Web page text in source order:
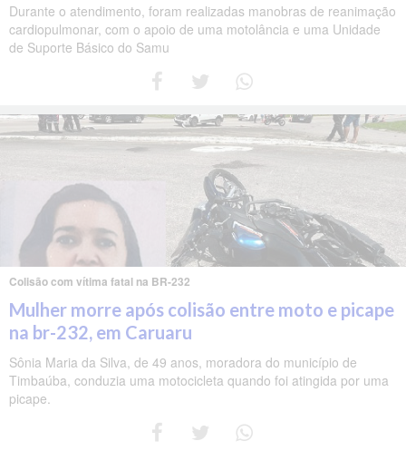
Durante o atendimento, foram realizadas manobras de reanimação
cardiopulmonar, com o apoio de uma motolância e uma Unidade
de Suporte Básico do Samu
Colisão com vítima fatal na BR-232
Mulher morre após colisão entre moto e picape
na br-232, em Caruaru
Sônia Maria da Silva, de 49 anos, moradora do município de
Timbaúba, conduzia uma motocicleta quando foi atingida por uma
picape.